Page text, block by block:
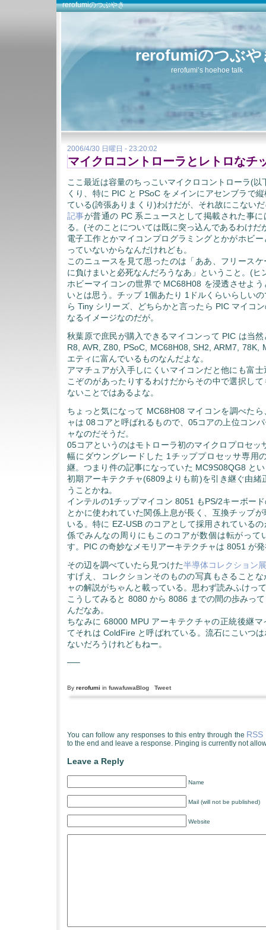
rerofumiのつぶやき
rerofumiのつぶや
rerofumi’s hoehoe talk
2006/4/30 日曜日 - 23:20:02
マイクロコントローラとレトロなチ
ここ最近は容量のちっこいマイクロコントローラ(以
くり、特に PIC と PSoC をメインにアセンブラで
ている(誇張ありまくり)わけだが、それ故にこない
記事が普通の PC 系ニュースとして掲載された事
る。(そのことについては既に突っ込んであるわけだ
電子工作とかマイコンプログラミングとかがホビ
っていないからなんだけれども。
このニュースを見て思ったのは「ああ、フリース
に負けまいと必死なんだろうなあ」ということ。(ヒ
ホビーマイコンの世界で MC68H08 を浸透させよ
いとは思う。チップ 1個あたり 1ドルくらいらしい
ら Tiny シリーズ、どちらかと言ったら PIC マイコ
なるイメージなのだが。
秋葉原で庶民が購入できるマイコンって PIC は当
R8, AVR, Z80, PSoC, MC68H08, SH2, ARM7, 78K,
エティに富んでいるものなんだよな。
アマチュアが入手しにくいマイコンだと他にも富
こぞのがあったりするわけだからその中で選択し
ないことではあるよな。
ちょっと気になって MC68H08 マイコンを調べた
ャは 08コアと呼ばれるもので、05コアの上位コン
ャなのだそうだ。
05コアというのはモトローラ初のマイクロプロセッ
幅にダウングレードした 1チッププロセッサ専用
継。つまり件の記事になっていた MC9S08QG8 と
初期アーキテクチャ(6809よりも前)を引き継ぐ由緒
うことかね。
インテルの1チップマイコン 8051 もPS/2キーボー
とかに使われていた関係上息が長く、互換チップ
いる。特に EZ-USB のコアとして採用されている
係でみんなの周りにもこのコアが数個は転がって
す。PIC の奇妙なメモリアーキテクチャは 8051 が
その辺を調べていたら見つけた半導体コレクション
すげえ、コレクションそのものの写真もさること
ャの解説がちゃんと載っている。思わず読みふけっ
こうしてみると 8080 から 8086 までの間の歩みっ
んだなあ。
ちなみに 68000 MPU アーキテクチャの正統後継
てそれは ColdFire と呼ばれている。流石にこいつ
ないだろうけれどもねー。
—–
By rerofumi in fuwafuwaBlog Tweet
You can follow any responses to this entry through the RSS
to the end and leave a response. Pinging is currently not
Leave a Reply
Name
Mail (will not be published)
Website